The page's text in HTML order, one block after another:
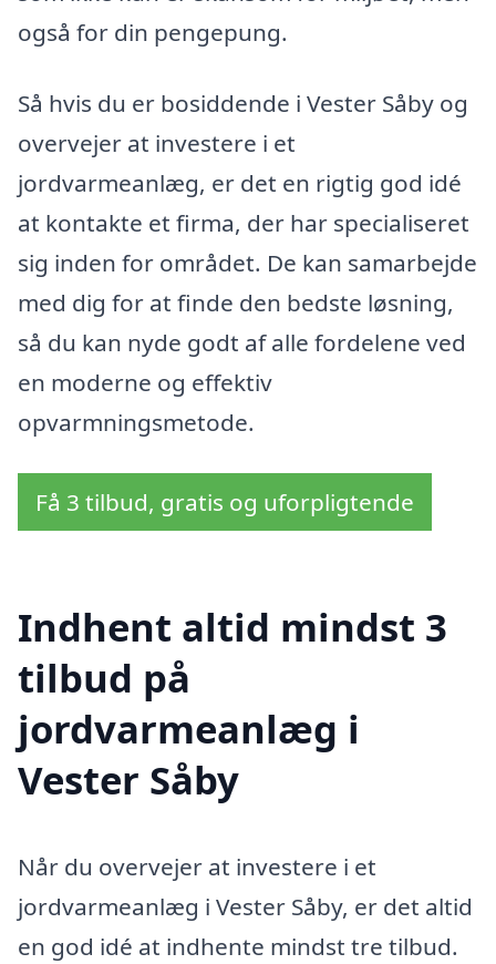
også for din pengepung.
Så hvis du er bosiddende i Vester Såby og
overvejer at investere i et
jordvarmeanlæg, er det en rigtig god idé
at kontakte et firma, der har specialiseret
sig inden for området. De kan samarbejde
med dig for at finde den bedste løsning,
så du kan nyde godt af alle fordelene ved
en moderne og effektiv
opvarmningsmetode.
Få 3 tilbud, gratis og uforpligtende
Indhent altid mindst 3
tilbud på
jordvarmeanlæg i
Vester Såby
Når du overvejer at investere i et
jordvarmeanlæg i Vester Såby, er det altid
en god idé at indhente mindst tre tilbud.